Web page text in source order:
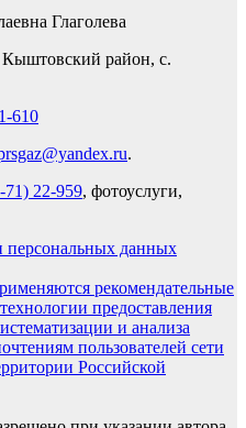
Глаголева
район, с.
610
.
71) 22-959, фотоуслуги,
персональных данных
рекомендательные
предоставления
и анализа
пользователей сети
Российской